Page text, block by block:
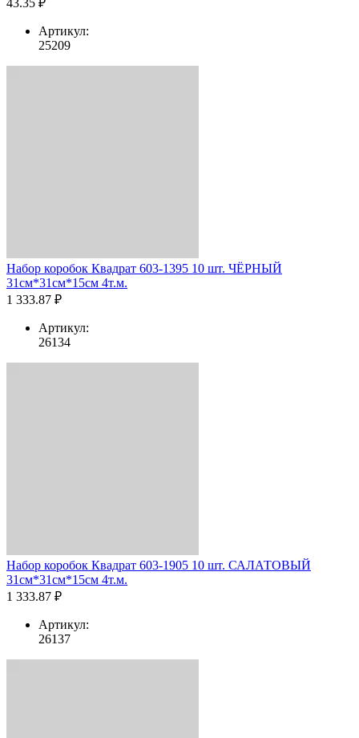
Артикул:
25209
Набор коробок Квадрат 603-1395 10 шт. ЧЁРНЫЙ
31см*31см*15см 4т.м.
1 333.87 ₽
Артикул:
26134
Набор коробок Квадрат 603-1905 10 шт. САЛАТОВЫЙ
31см*31см*15см 4т.м.
1 333.87 ₽
Артикул:
26137